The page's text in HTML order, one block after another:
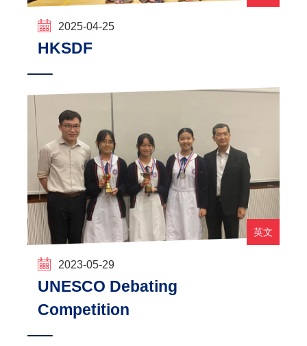
2025-04-25
HKSDF
英文
2023-05-29
UNESCO Debating
Competition